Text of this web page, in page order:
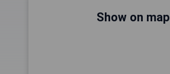
Show on map